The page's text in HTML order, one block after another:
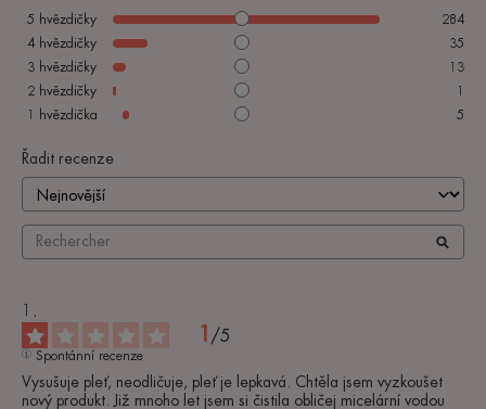
5 hvězdičky
284
4 hvězdičky
35
3 hvězdičky
13
2 hvězdičky
1
1
hvězdička 5
Řadit recenze
1 /5
Spontánní recenze
Vysušuje pleť, neodličuje, pleť je lepkavá. Chtěla jsem vyzkoušet
nový produkt. Již mnoho let jsem si čistila obličej micelární vodou